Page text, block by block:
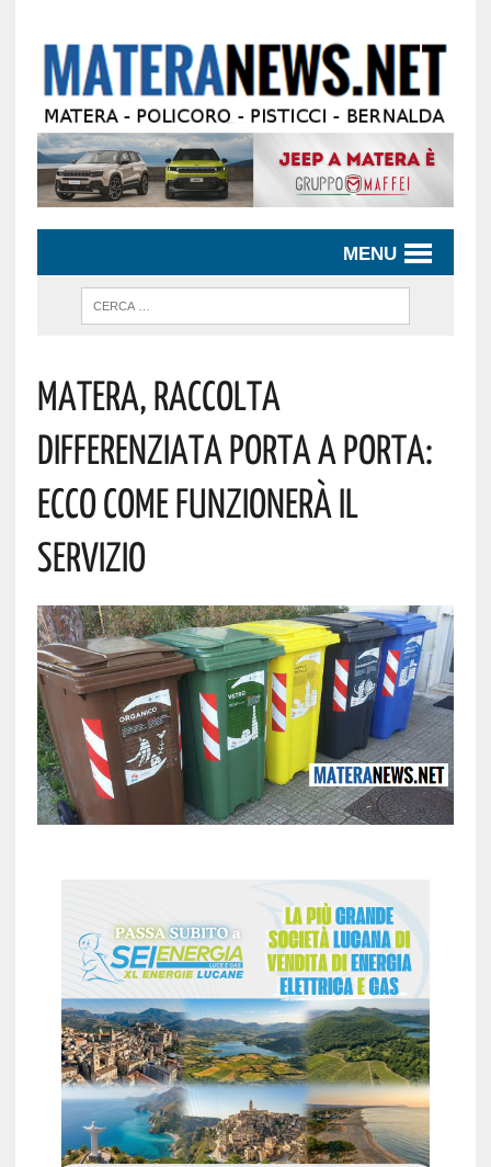
MENU
Matera, Raccolta
Differenziata Porta A Porta:
Ecco Come Funzionerà Il
Servizio